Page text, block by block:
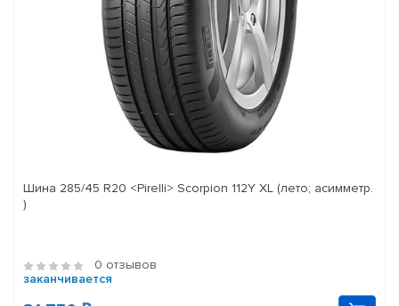
Шина 285/45 R20 <Pirelli> Scorpion 112Y XL (лето; асимметр.
)
0 отзывов
заканчивается